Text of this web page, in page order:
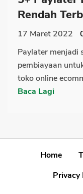
Rendah
17 Maret 2022
Paylater menjadi
pembiayaan
toko online
Baca Lagi
Home
Privacy